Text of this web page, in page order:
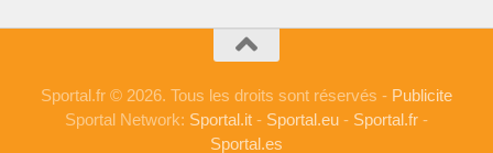
Sportal.fr © 2026. Tous les droits sont réservés - Publicite
Sportal Network: Sportal.it - Sportal.eu - Sportal.fr -
Sportal.es